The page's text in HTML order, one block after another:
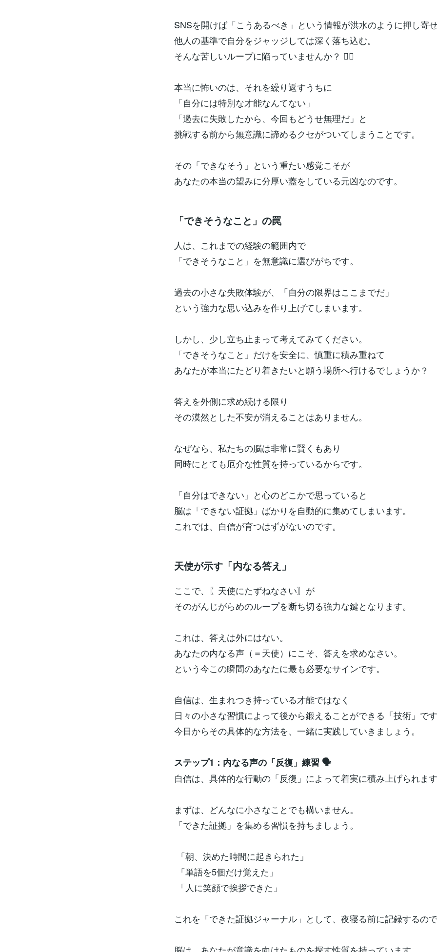
SNSを開けば「こうあるべき」という情報が洪水のように押し寄せ
他人の基準で自分をジャッジしては深く落ち込む。
そんな苦しいループに陥っていませんか？ 😵‍💫
本当に怖いのは、それを繰り返すうちに
「自分には特別な才能なんてない」
「過去に失敗したから、今回もどうせ無理だ」と
挑戦する前から無意識に諦めるクセがついてしまうことです。
その「できなそう」という重たい感覚こそが
あなたの本当の望みに分厚い蓋をしている元凶なのです。
「できそうなこと」の罠
人は、これまでの経験の範囲内で
「できそうなこと」を無意識に選びがちです。
過去の小さな失敗体験が、「自分の限界はここまでだ」
という強力な思い込みを作り上げてしまいます。
しかし、少し立ち止まって考えてみてください。
「できそうなこと」だけを安全に、慎重に積み重ねて
あなたが本当にたどり着きたいと願う場所へ行けるでしょうか？
答えを外側に求め続ける限り
その漠然とした不安が消えることはありません。
なぜなら、私たちの脳は非常に賢くもあり
同時にとても厄介な性質を持っているからです。
「自分はできない」と心のどこかで思っていると
脳は「できない証拠」ばかりを自動的に集めてしまいます。
これでは、自信が育つはずがないのです。
天使が示す「内なる答え」
ここで、〖天使にたずねなさい〗が
そのがんじがらめのループを断ち切る強力な鍵となります。
これは、答えは外にはない。
あなたの内なる声（＝天使）にこそ、答えを求めなさい。
という今この瞬間のあなたに最も必要なサインです。
自信は、生まれつき持っている才能ではなく
日々の小さな習慣によって後から鍛えることができる「技術」です
今日からその具体的な方法を、一緒に実践していきましょう。
ステップ1：内なる声の「反復」練習 🗣️
自信は、具体的な行動の「反復」によって着実に積み上げられます
まずは、どんなに小さなことでも構いません。
「できた証拠」を集める習慣を持ちましょう。
「朝、決めた時間に起きられた」
「単語を5個だけ覚えた」
「人に笑顔で挨拶できた」
これを「できた証拠ジャーナル」として、夜寝る前に記録するので